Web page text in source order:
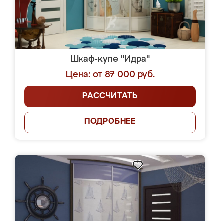
Шкаф-купе "Идра"
Цена: от 87 000 руб.
РАССЧИТАТЬ
ПОДРОБНЕЕ